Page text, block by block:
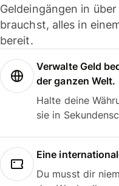
Geldeingängen in
brauchst, alles in
bereit.
Verwalte Geld
der ganzen Welt.
Halte deine
sie in
Eine
Du musst dir